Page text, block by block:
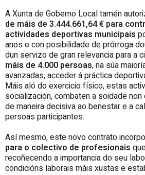
A Xunta de Goberno Local tamén
de máis de 3.444.661,64 € para
actividades deportivas municipais
anos e con posibilidade de prórroga
dun servizo de gran relevancia para a
máis de 4.000 persoas, na súa
avanzadas, acceder á práctica
Máis aló do exercicio físico, estas
socialización, combaten a soidade
de maneira decisiva ao benestar e a
persoas participantes.
Así mesmo, este novo contrato
para o colectivo de profesionais
recoñecendo a importancia do seu
condicións laborais máis xustas e